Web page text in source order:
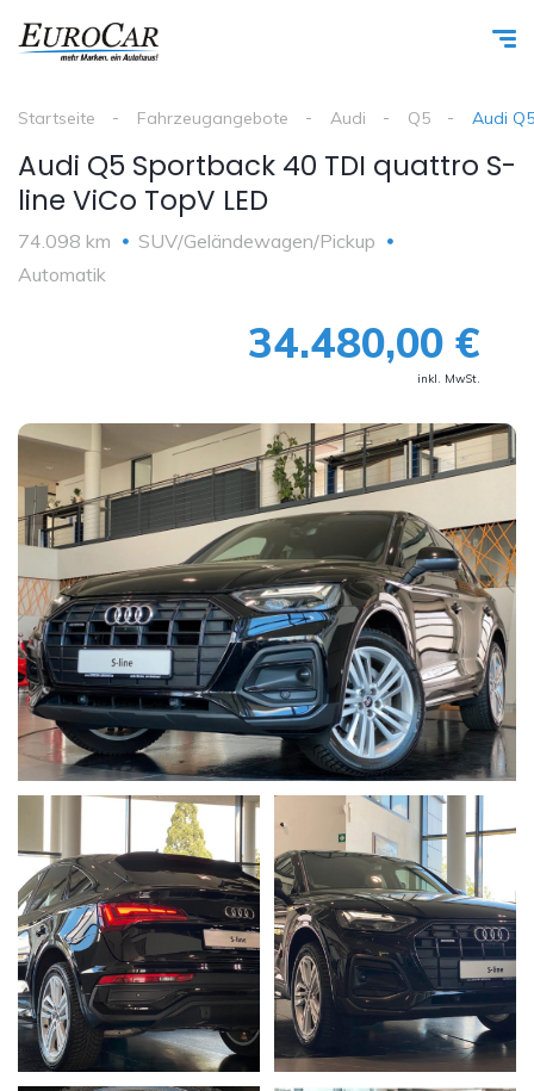
Startseite Fahrzeugangebote Audi Q5 Audi
Audi Q5 Sportback 40 TDI quattro S-
line ViCo TopV LED
74.098 km
SUV/Geländewagen/Pickup
Automatik
34.480,00 €
inkl. MwSt.